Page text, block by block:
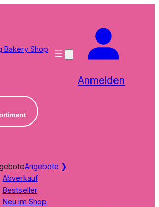
Anmelden
Angebote ❯
Abverkauf
Bestseller
Neu im Shop